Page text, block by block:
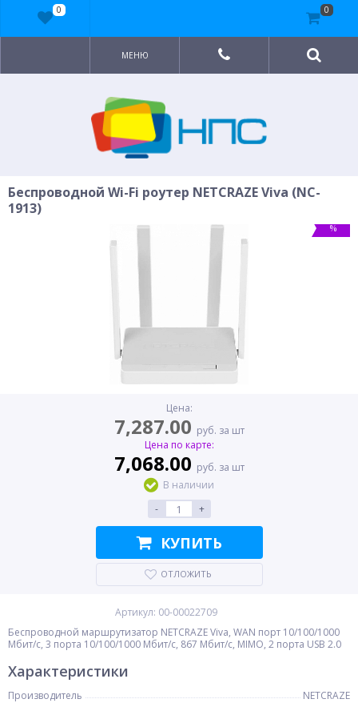
МЕНЮ
Беспроводной Wi-Fi роутер NETCRAZE Viva (NC-
1913)
%
Цена:
7,287.00 руб. за шт
Цена по карте:
7,068.00 руб. за шт
В наличии
-
+
КУПИТЬ
ОТЛОЖИТЬ
Артикул: 00-00022709
Беспроводной маршрутизатор NETCRAZE Viva, WAN порт 10/100/1000
Мбит/с, 3 порта 10/100/1000 Мбит/с, 867 Мбит/с, MIMO, 2 порта USB 2.0
Характеристики
Производитель
NETCRAZE
0 0